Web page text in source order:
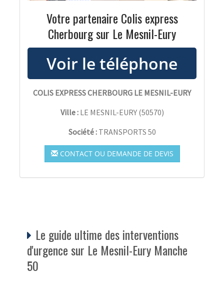
Votre partenaire Colis express
Cherbourg sur Le Mesnil-Eury
COLIS EXPRESS CHERBOURG LE MESNIL-EURY
Ville : LE MESNIL-EURY(50570)
Société : TRANSPORTS 50
CONTACT OU DEMANDE DE DEVIS
Le guide ultime des interventions
d'urgence sur Le Mesnil-Eury Manche
50